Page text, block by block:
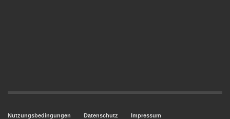
Nutzungsbedingungen Datenschutz Impressum